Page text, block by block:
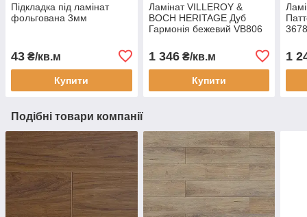
Підкладка під ламінат
фольгована 3мм
43 ₴/кв.м
Купити
Ламінат VILLEROY &
BOCH HERITAGE Дуб
Гармонія бежевий VB806
клас, 8мм з фаскою
1 346₴/кв.м
Купити
8мм
1
Подібні товари компанії